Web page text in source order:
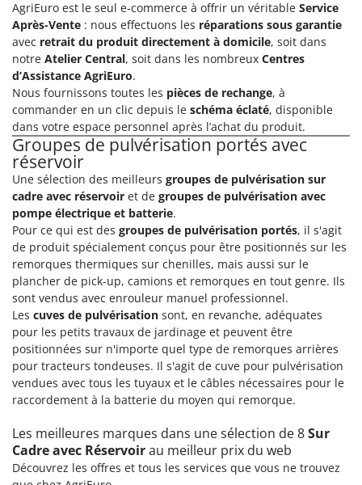
Tondeuses autoportées
Tondeuses débroussailleuses thermiques
Trancheuses
Trancheuses de sol
Transpalettes
Treuils de débardage
Tronçonneuses
V
Vêtements de Sécurité
Vibroculteurs à tracteur
Lampacrescia - MGM
Landxcape
LAR Casalinghi
Lavor
Linea VZ
Lisam
Lotusgrill
M
M.A.I.BO.
Macom
Macte Ovens
Makita
MAMMAMIA
Marcato
Marina Systems
Master
Mastercook
McCulloch
MCH
AgriEuro est le seul e-commerce à offrir un véritable Service
Après-Vente : nous effectuons les réparations sous garantie
avec retrait du produit directement à domicile, soit dans
notre Atelier Central, soit dans les nombreux Centres
d’Assistance AgriEuro.
Nous fournissons toutes les pièces de rechange, à
commander en un clic depuis le schéma éclaté, disponible
dans votre espace personnel après l’achat du produit.
Groupes de pulvérisation portés avec
réservoir
Une sélection des meilleurs groupes de pulvérisation sur
cadre avec réservoir et de groupes de pulvérisation avec
pompe électrique et batterie.
Pour ce qui est des groupes de pulvérisation portés, il s'agit
de produit spécialement conçus pour être positionnés sur les
remorques thermiques sur chenilles, mais aussi sur le
plancher de pick-up, camions et remorques en tout genre. Ils
sont vendus avec enrouleur manuel professionnel.
Les cuves de pulvérisation sont, en revanche, adéquates
pour les petits travaux de jardinage et peuvent être
positionnées sur n'importe quel type de remorques arrières
pour tracteurs tondeuses. Il s'agit de cuve pour pulvérisation
vendues avec tous les tuyaux et le câbles nécessaires pour le
raccordement à la batterie du moyen qui remorque.
Les meilleures marques dans une sélection de 8Sur
Cadre avec Réservoirau meilleur prix du web
Découvrez les offres et tous les services que vous ne trouvez